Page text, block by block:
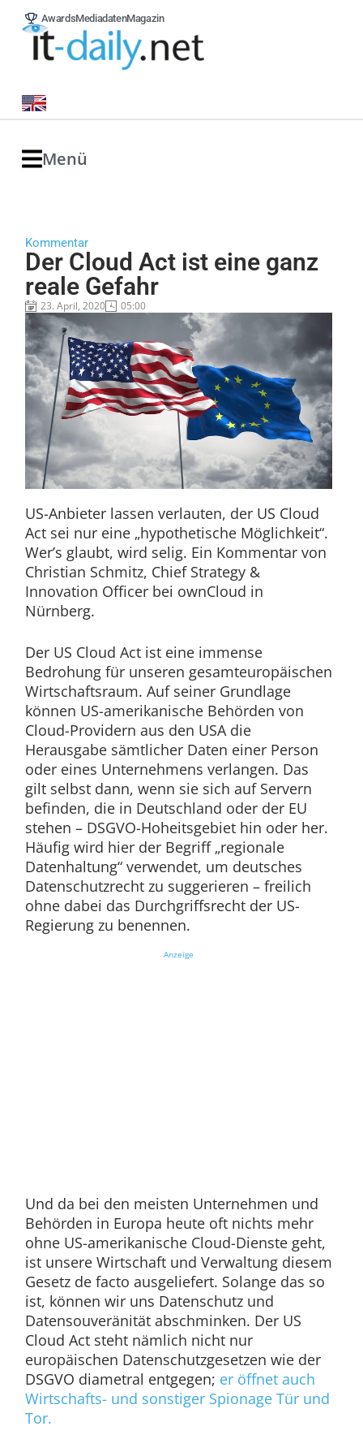
AwardsMediadatenMagazin
Menü
Kommentar
Der Cloud Act ist eine ganz
reale Gefahr
23. April, 2020 05:00
US-Anbieter lassen verlauten, der US Cloud
Act sei nur eine „hypothetische Möglichkeit“.
Wer’s glaubt, wird selig. Ein Kommentar von
Christian Schmitz, Chief Strategy &
Innovation Officer bei ownCloud in
Nürnberg.
Der US Cloud Act ist eine immense
Bedrohung für unseren gesamteuropäischen
Wirtschaftsraum. Auf seiner Grundlage
können US-amerikanische Behörden von
Cloud-Providern aus den USA die
Herausgabe sämtlicher Daten einer Person
oder eines Unternehmens verlangen. Das
gilt selbst dann, wenn sie sich auf Servern
befinden, die in Deutschland oder der EU
stehen – DSGVO-Hoheitsgebiet hin oder her.
Häufig wird hier der Begriff „regionale
Datenhaltung“ verwendet, um deutsches
Datenschutzrecht zu suggerieren – freilich
ohne dabei das Durchgriffsrecht der US-
Regierung zu benennen.
Anzeige
Und da bei den meisten Unternehmen und
Behörden in Europa heute oft nichts mehr
ohne US-amerikanische Cloud-Dienste geht,
ist unsere Wirtschaft und Verwaltung diesem
Gesetz de facto ausgeliefert. Solange das so
ist, können wir uns Datenschutz und
Datensouveränität abschminken. Der US
Cloud Act steht nämlich nicht nur
europäischen Datenschutzgesetzen wie der
DSGVO diametral entgegen; er öffnet auch
Wirtschafts- und sonstiger Spionage Tür und
Tor.